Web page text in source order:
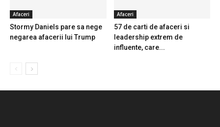
Afaceri
Stormy Daniels pare sa nege
negarea afacerii lui Trump
Afaceri
57 de carti de afaceri si
leadership extrem de
influente, care...